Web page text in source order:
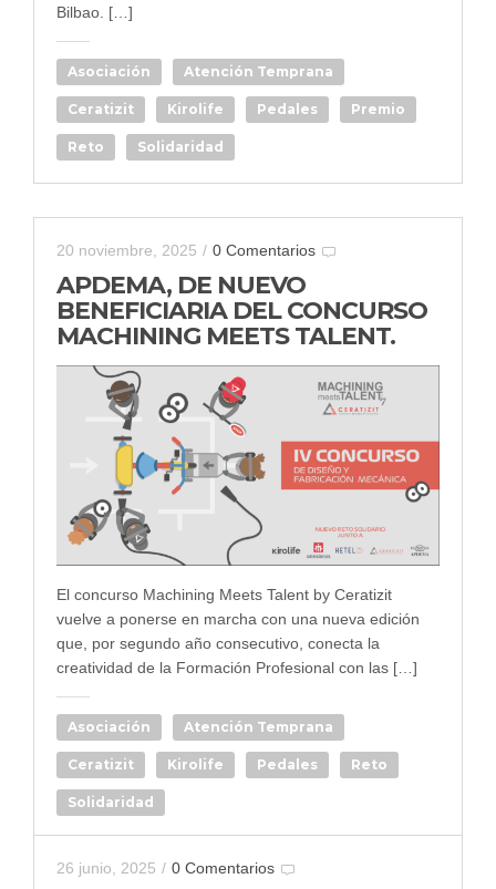
Bilbao. […]
Asociación Atención Temprana
Ceratizit Kirolife Pedales Premio
Reto Solidaridad
20 noviembre, 2025 / 0 Comentarios
APDEMA, DE NUEVO
BENEFICIARIA DEL CONCURSO
MACHINING MEETS TALENT.
El concurso Machining Meets Talent by Ceratizit
vuelve a ponerse en marcha con una nueva edición
que, por segundo año consecutivo, conecta la
creatividad de la Formación Profesional con las […]
Asociación Atención Temprana
Ceratizit Kirolife Pedales Reto
Solidaridad
26 junio, 2025 / 0 Comentarios